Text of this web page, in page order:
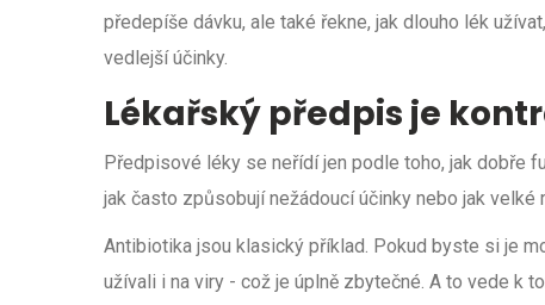
předepíše dávku, ale také řekne, jak dlouho lék
vedlejší účinky.
Lékařský předpis je
Předpisové léky se neřídí jen podle toho, jak dobře
jak často způsobují nežádoucí účinky nebo jak
Antibiotika jsou klasický příklad. Pokud byste si je
užívali i na viry - což je úplně zbytečné. A to vede k